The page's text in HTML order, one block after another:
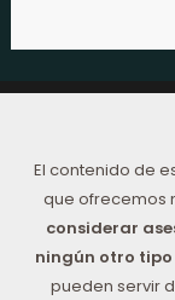
El contenido de
que ofrecemos
considerar
ningún otro
pueden servir